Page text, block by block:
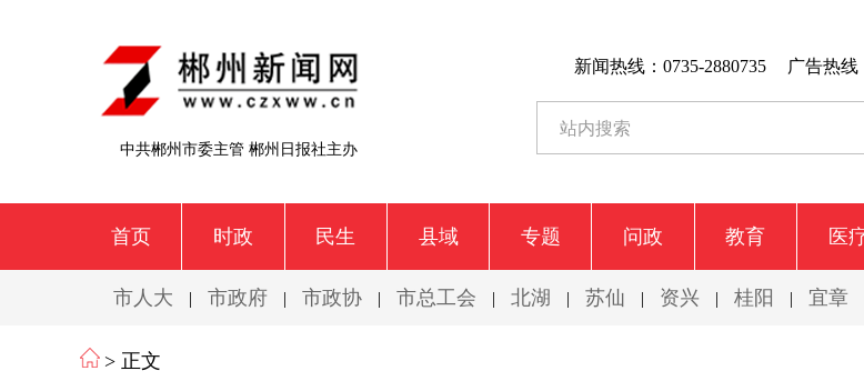
中共郴州市委主管 郴州日报社主办
新闻热线：0735-2880735 广告热线
首页 时政 民生 县域 专题 问政 教育 医
市人大 | 市政府 | 市政协 | 市总工会 | 北湖 | 苏仙 | 资兴 | 桂阳 | 宜章
> 正文